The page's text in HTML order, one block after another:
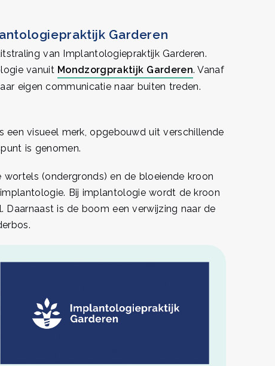
Garderen
van Implantologiepraktijk Garderen.
vanuit Mondzorgpraktijk Garderen. Vanaf
eigen communicatie naar buiten treden.
visueel merk, opgebouwd uit verschillende
is genomen.
(ondergronds) en de bloeiende kroon
Bij implantologie wordt de kroon
is de boom een verwijzing naar de